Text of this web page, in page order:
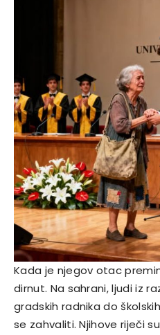
Kada je njegov otac
dirnut. Na sahrani, ljudi iz
gradskih radnika do
se zahvaliti. Njihove riječi